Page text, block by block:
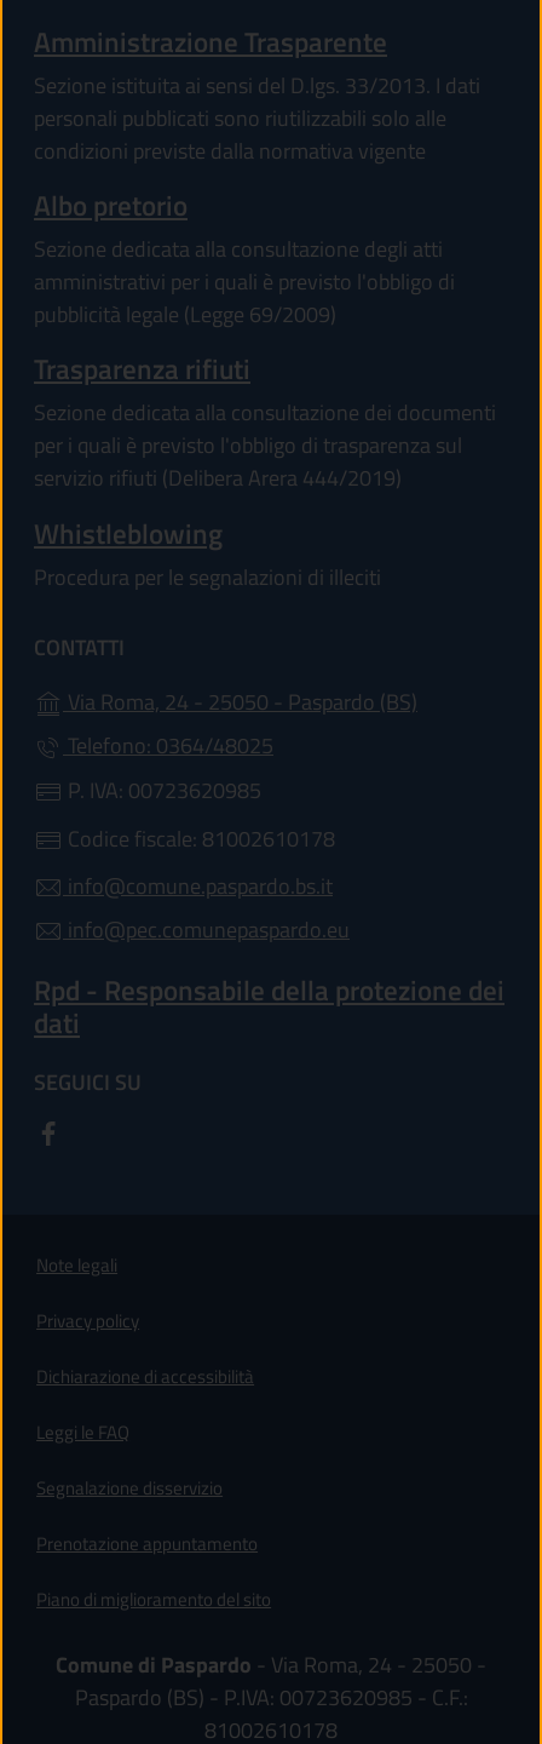
Amministrazione Trasparente
Sezione istituita ai sensi del D.lgs. 33/2013. I dati
personali pubblicati sono riutilizzabili solo alle
condizioni previste dalla normativa vigente
Albo pretorio
Sezione dedicata alla consultazione degli atti
amministrativi per i quali è previsto l'obbligo di
pubblicità legale (Legge 69/2009)
Trasparenza rifiuti
Sezione dedicata alla consultazione dei documenti
per i quali è previsto l'obbligo di trasparenza sul
servizio rifiuti (Delibera Arera 444/2019)
Whistleblowing
Procedura per le segnalazioni di illeciti
CONTATTI
Via Roma, 24 - 25050 - Paspardo (BS)
Telefono: 0364/48025
P. IVA: 00723620985
Codice fiscale: 81002610178
info@comune.paspardo.bs.it
info@pec.comunepaspardo.eu
Rpd - Responsabile della protezione dei
dati
SEGUICI SU
Note legali
Privacy policy
Dichiarazione di accessibilità
Leggi le FAQ
Segnalazione disservizio
Prenotazione appuntamento
Piano di miglioramento del sito
Comune di Paspardo - Via Roma, 24 - 25050 -
Paspardo (BS) - P.IVA: 00723620985 - C.F.:
81002610178